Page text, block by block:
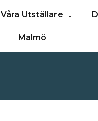
Våra Utställare
Malmö